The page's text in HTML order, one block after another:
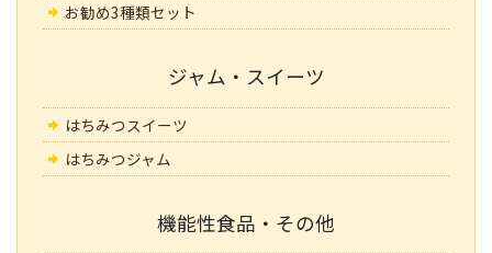
お勧め3種類セット
ジャム・スイーツ
はちみつスイーツ
はちみつジャム
機能性食品・その他